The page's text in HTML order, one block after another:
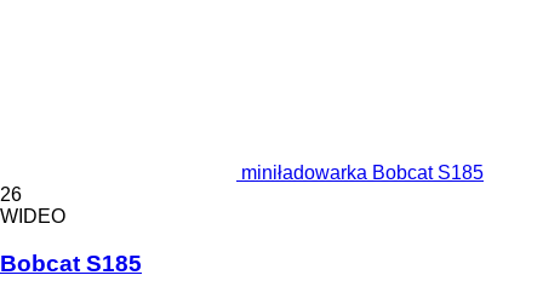
miniładowarka Bobcat S185
26
WIDEO
Bobcat S185